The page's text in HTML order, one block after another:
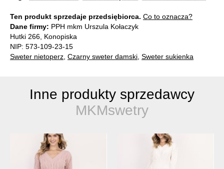
Ten produkt sprzedaje przedsiębiorca. Co to oznacza?
Dane firmy: PPH mkm Urszula Kołaczyk
Hutki 266, Konopiska
NIP: 573-109-23-15
Sweter nietoperz Czarny sweter damski Sweter sukienka
Inne produkty sprzedawcy
MKMswetry